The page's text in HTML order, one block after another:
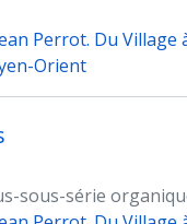
Perrot. Du Village
Orient
sous-série